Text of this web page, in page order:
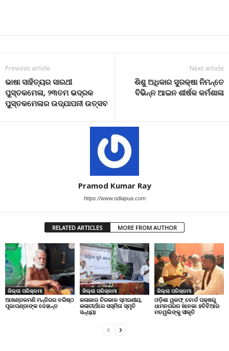
Previous article
ଭାଷା ସାହିତ୍ୟର ସାରଥୀ
ପୁସ୍ତକମେଳା, ୨୩ତମ ଭଦ୍ରକ
ପୁସ୍ତକମେଳାର ଉଦ୍‌ଯାପନୀ ଉତ୍ସବ
Next article
ଶିଶୁ ଅଧିକାର ସୁରକ୍ଷା ନିମନ୍ତେ
ବିଭିନ୍ନ ଆଇନ ଶୀର୍ଷକ କର୍ମଶାଳା
Pramod Kumar Ray
https://www.odiapua.com
RELATED ARTICLES MORE FROM AUTHOR
ଜିଲ୍ଲା ପରିକ୍ରମା
ଆଖଣ୍ଡଳମଣି ମନ୍ଦିରର ବରିଷ୍ଠ
ପୂଜାପଣ୍ଡାଙ୍କ ଦେହାନ୍ତ
ଜିଲ୍ଲା ପରିକ୍ରମା
କଳାକାର ଚିରକାଳ ସ୍ମରଣୀୟ,
କଳାତୀର୍ଥରେ ସସ୍ମିତା ସ୍ମୃତି
ସନ୍ଧ୍ୟା
ଜିଲ୍ଲା ପରିକ୍ରମା
ଓଡ଼ିଶା ୱକଫ୍ ବୋର୍ଡ ପକ୍ଷରୁ
ଧାମନଗରର ଖାନକା ହବିବିଆର
ମତୱଲିଙ୍କୁ ସୀକୃତି